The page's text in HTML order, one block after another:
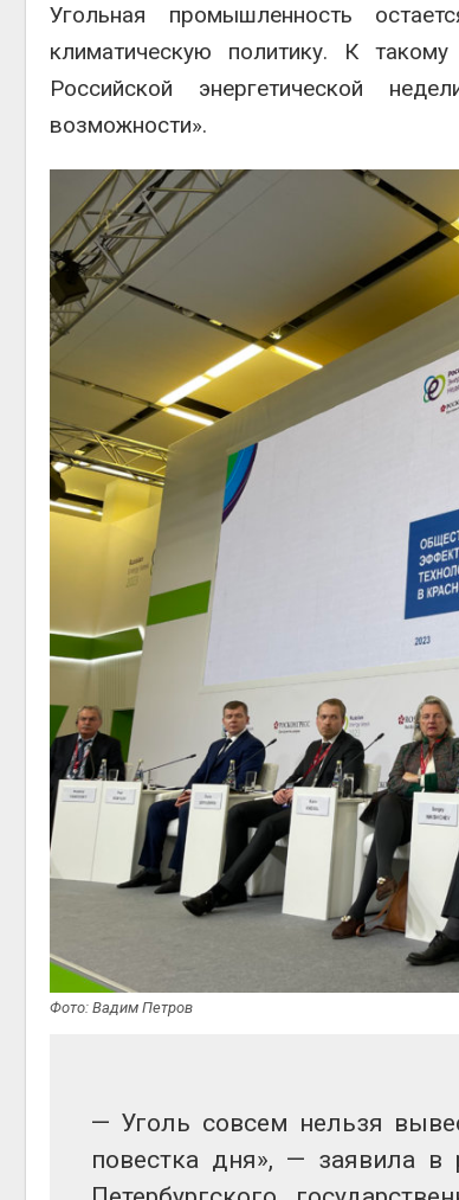
Угольная промышленность
климатическую политику. К
Российской энергетической
возможности».
Фото: Вадим Петров
— Уголь совсем нельзя
повестка дня», — заявила в